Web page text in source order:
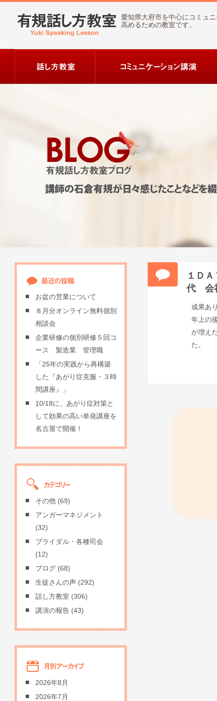
愛知県大府市を中心にコミュ
高めるための教室です。
１Ｄ
代 会
成果あ
年上の
が増え
た。
お盆の営業について
８月分オンライン無料個別
相談会
企業研修の個別研修５回コ
ース 製造業 管理職
「25年の実践から再構築
した『あがり症克服・３時
間講座』」
10/18に、あがり症対策と
して効果の高い単発講座を
名古屋で開催！
その他 (69)
アンガーマネジメント
(32)
ブライダル・各種司会
(12)
ブログ (68)
生徒さんの声 (292)
話し方教室 (306)
講演の報告 (43)
2026年8月
2026年7月